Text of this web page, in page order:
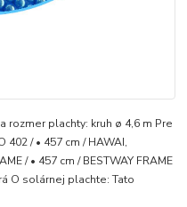
rozmer plachty: kruh ø 4,6 m Pre
402 / • 457 cm / HAWAI,
/ • 457 cm / BESTWAY FRAME
solárnej plachte: Tato